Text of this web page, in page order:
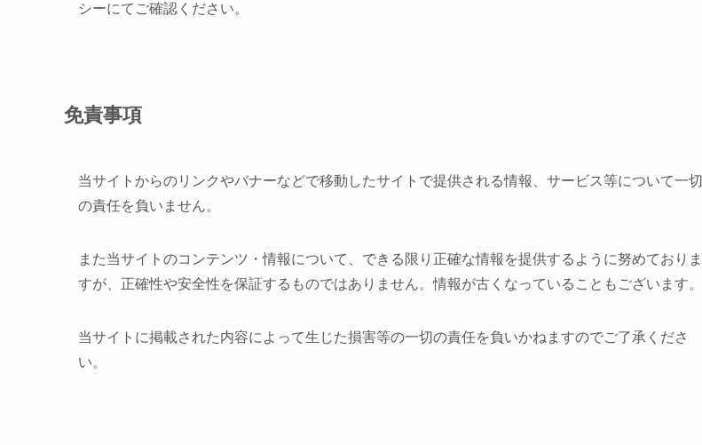
シーにてご確認ください。
免責事項
当サイトからのリンクやバナーなどで移動したサイトで提供される情報、サービス等について一切
の責任を負いません。
また当サイトのコンテンツ・情報について、できる限り正確な情報を提供するように努めておりま
すが、正確性や安全性を保証するものではありません。情報が古くなっていることもございます。
当サイトに掲載された内容によって生じた損害等の一切の責任を負いかねますのでご了承くださ
い。